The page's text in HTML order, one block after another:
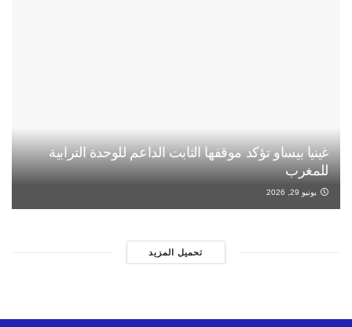
غينيا بيساو تؤكد موقفها الثابت الداعم للوحدة الترابية
للمغرب
يونيو 29, 2026
تحميل المزيد